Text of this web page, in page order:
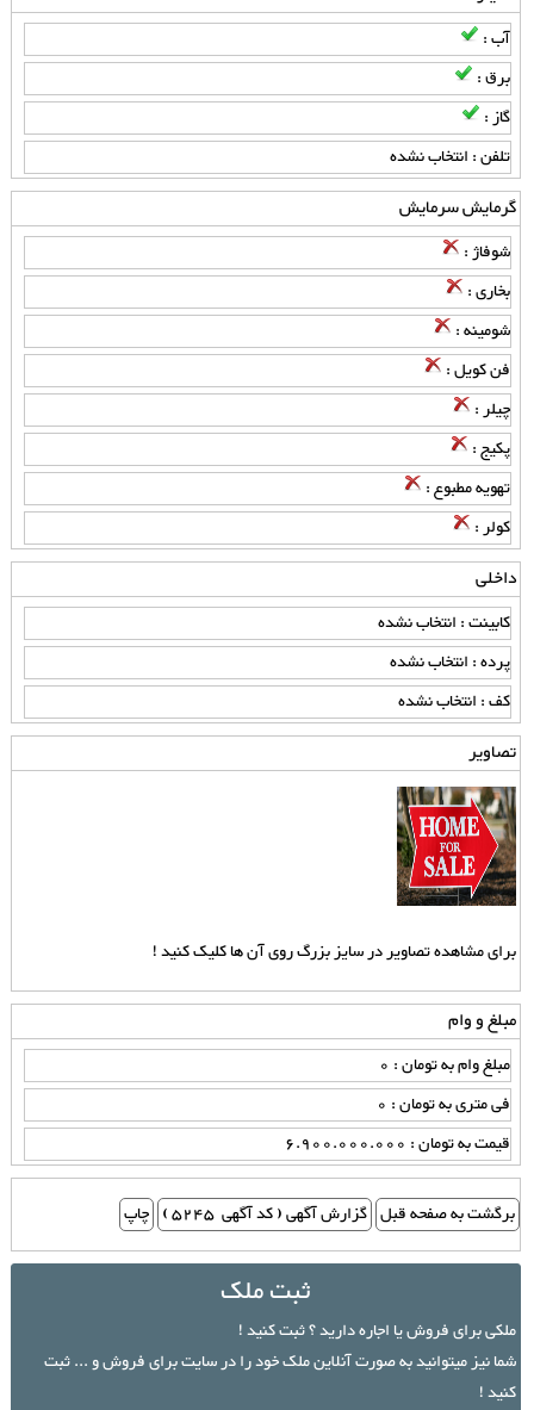
آب :
برق :
گاز :
تلفن : انتخاب نشده
گرمایش سرمایش
شوفاژ :
بخاری :
شومینه :
فن کویل :
چیلر :
پکیج :
تهویه مطبوع :
کولر :
داخلی
کابینت : انتخاب نشده
پرده : انتخاب نشده
کف : انتخاب نشده
تصاویر
برای مشاهده تصاویر در سایز بزرگ روی آن ها کلیک کنید !
مبلغ و وام
مبلغ وام به تومان : 0
فی متری به تومان : 0
قیمت به تومان : 6.900.000.000
ثبت ملک
ملکی برای فروش یا اجاره دارید ؟ ثبت کنید !
شما نیز میتوانید به صورت آنلاین ملک خود را در سایت برای فروش و ... ثبت
کنید !